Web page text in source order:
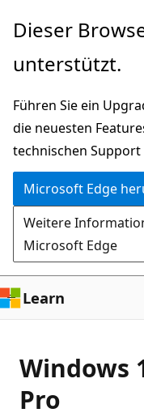
Zu
wechseln
Dieser
unterstützt.
Führen Sie ein
die neuesten
technischen Support
Microsoft Edge
Weitere
Microsoft Edge
Learn
Windows
Pro